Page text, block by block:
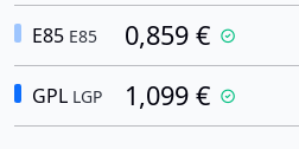
E85 E85 0,859 €
GPL LGP 1,099 €